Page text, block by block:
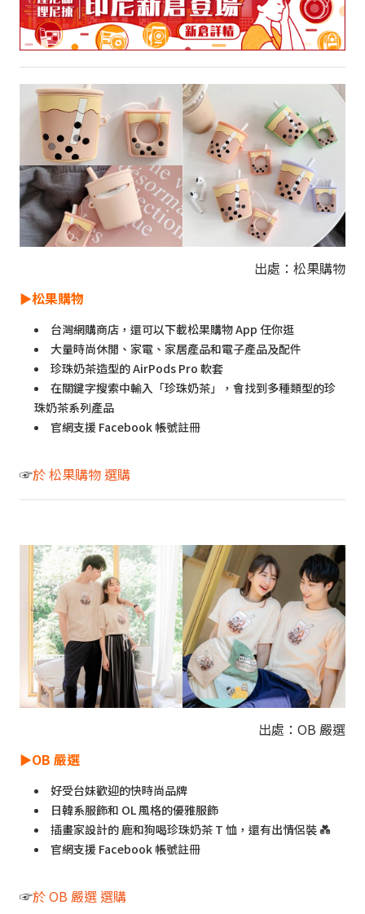
出處：松果購物
►松果購物
台灣網購商店，還可以下載松果購物 App 任你逛
大量時尚休閒、家電、家居產品和電子產品及配件
珍珠奶茶造型的 AirPods Pro 軟套
在關鍵字搜索中輸入「珍珠奶茶」，會找到多種類型的珍
珠奶茶系列產品
官網支援 Facebook 帳號註冊
☞於 松果購物 選購
出處：OB 嚴選
►OB 嚴選
好受台妹歡迎的快時尚品牌
日韓系服飾和 OL 風格的優雅服飾
插畫家設計的 鹿和狗喝珍珠奶茶 T 恤，還有出情侶裝 💑
官網支援 Facebook 帳號註冊
☞於 OB 嚴選 選購